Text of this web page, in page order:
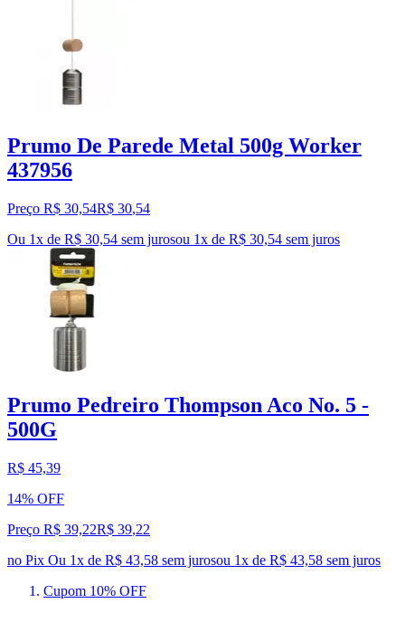
Prumo De Parede Metal 500g Worker
437956
Preço R$ 30,54R$ 30,54
Ou 1x de R$ 30,54 sem jurosou 1x de R$ 30,54 sem juros
Prumo Pedreiro Thompson Aco No. 5 -
500G
R$ 45,39
14% OFF
Preço R$ 39,22R$ 39,22
no Pix Ou 1x de R$ 43,58 sem jurosou 1x de R$ 43,58 sem juros
Cupom 10% OFF